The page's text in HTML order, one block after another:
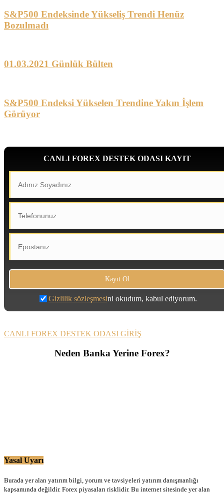
S&P500 Endeksinde Yükseliş Trendi Henüz
Bozulmadı
01.03.2021 Günlük Bülten
S&P500 Endeksi Yükselen Trendine Yakın İşlem
Görüyor
CANLI FOREX DESTEK ODASI KAYIT
Gizlilik sözleşmesini okudum, kabul ediyorum.
CANLI FOREX DESTEK ODASI GİRİŞ
Neden Banka Yerine Forex?
Yasal Uyarı
Burada yer alan yatırım bilgi, yorum ve tavsiyeleri yatırım danışmanlığı
kapsamında değildir. Forex piyasaları risklidir. Bu internet sitesinde yer alan